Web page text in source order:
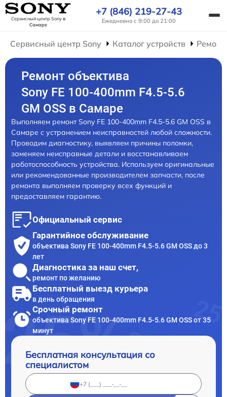
Сервисный центр Sonyв
Самаре
+7 (846) 219-27-43
Ежедневно с 9:00 до 21:00
Сервисный центр Sony Каталог устройств
Ремонт объектива
Sony FE 100-400mm F4.5-5.6
GM OSS в Самаре
Выполняем ремонт Sony FE 100-400mm F4.5-5.6 GM OSS в
Самаре с устранением неисправностей любой сложности.
Проводим диагностику, выявляем причины поломки,
заменяем неисправные детали и восстанавливаем
работоспособность устройства. Используем оригинальные
или рекомендованные производителем запчасти, после
ремонта выполняем проверку всех функций и
предоставляем гарантию.
Официальный сервис
Гарантийное обслуживание
объектива Sony FE 100-400mm F4.5-5.6 GM OSS до 3
лет
Диагностика за наш счет,
ремонт по желанию
Бесплатный выезд курьера
в день обращения
Срочный ремонт
объектива Sony FE 100-400mm F4.5-5.6 GM OSS от 35
минут
Бесплатная консультация со
специалистом